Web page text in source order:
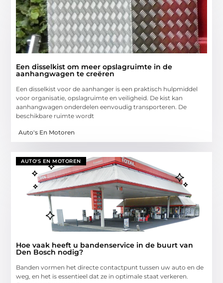
Een disselkist om meer opslagruimte in de
aanhangwagen te creëren
Een disselkist voor de aanhanger is een praktisch hulpmiddel
voor organisatie, opslagruimte en veiligheid. De kist kan
aanhangwagen onderdelen eenvoudig transporteren. De
beschikbare ruimte wordt
Auto's En Motoren
AUTO'S EN MOTOREN
Hoe vaak heeft u bandenservice in de buurt van
Den Bosch nodig?
Banden vormen het directe contactpunt tussen uw auto en de
weg, en het is essentieel dat ze in optimale staat verkeren.